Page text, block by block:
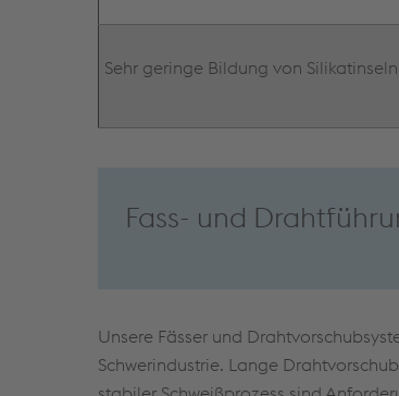
Sehr geringe Bildung von Silikatinseln
Fass- und
Unsere Fässer und
Schwerindustrie. Lange